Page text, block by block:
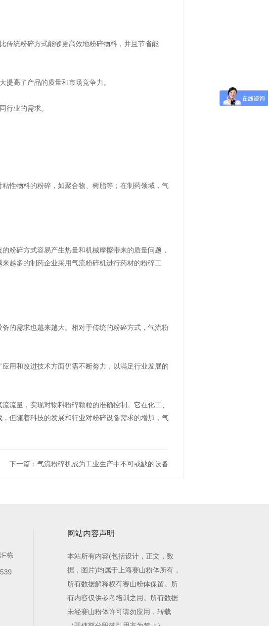
传统粉碎方式能够更高效地粉碎物料，并且节省能
提高了产品的质量和市场竞争力。
行业的需求。
性物料的粉碎，如聚合物、树脂等；在制药领域，气
粉碎方式容易产生热量和机械摩擦带来的质量问题，
越多的制药企业采用气流粉碎机进行药材的粉碎工
的需求也越来越大。相对于传统的粉碎方式，气流粉
用和改进技术方面仍需不断努力，以满足行业发展的
流量，实现对物料粉碎颗粒的准确控制。它在化工、
但随着科技的发展和行业对粉碎设备需求的增加，气
下一篇：气流粉碎机成为工业生产中不可或缺的设备
F栋
网站内容声明
本站所有内容(包括设计，正文，数
据，图片)均属于上海赛山粉体所有，
所有数据解释权有赛山粉体保留。所
有内容仅供参考培训之用。所有数据
未经赛山粉体许可请勿应用，转载